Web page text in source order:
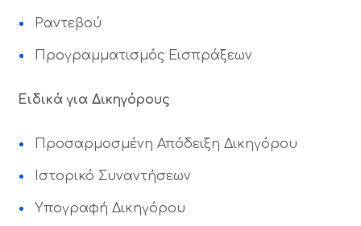
Ραντεβού
Προγραμματισμός Εισπράξεων
Ειδικά για Δικηγόρους
Προσαρμοσμένη Απόδειξη Δικηγόρου
Ιστορικό Συναντήσεων
Υπογραφή Δικηγόρου